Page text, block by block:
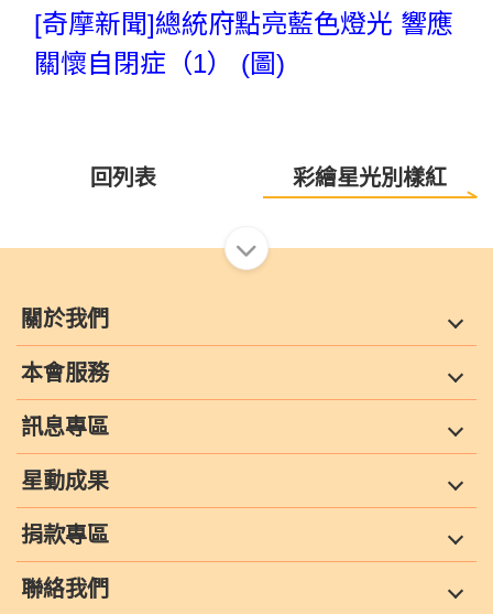
[奇摩新聞]總統府點亮藍色燈光 響應
關懷自閉症（1） (圖)
回列表 彩繪星光別樣紅
關於我們
本會服務
訊息專區
星動成果
捐款專區
聯絡我們